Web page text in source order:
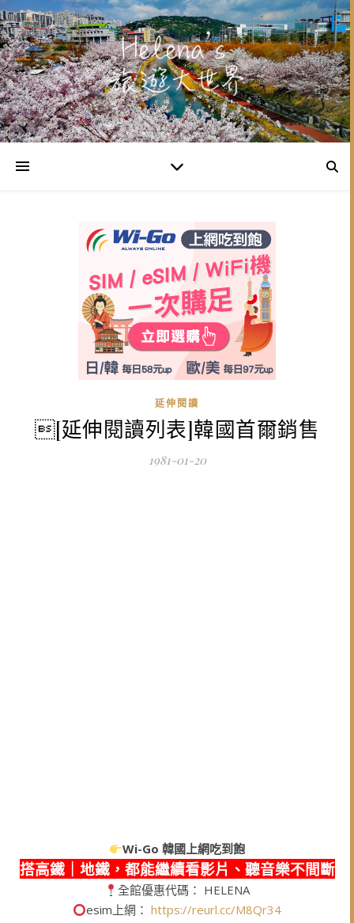
延伸閱讀
[延伸閱讀列表]韓國首爾銷售
1981-01-20
Wi-Go韓國上網吃到飽
搭高鐵｜地鐵，都能繼續看影片、聽音樂不間斷
全館優惠代碼： HELENA
esim上網：https://reurl.cc/M8Qr34